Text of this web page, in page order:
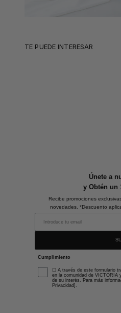
TE PUEDE INTERESAR
Únete a
y Obtén un
Recibe promociones
novedades. *Descuento
Cumplimiento
☐ A través de este formulario
en la comunidad de VICTORIA
de su interés. Para más
Privacidad].